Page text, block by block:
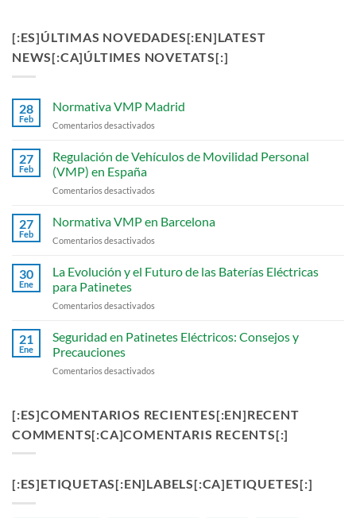
[:ES]ÚLTIMAS NOVEDADES[:EN]LATEST
NEWS[:CA]ÚLTIMES NOVETATS[:]
28
Feb
Normativa VMP Madrid
Comentarios desactivados
VMP
Madrid
27
Feb
Regulación de Vehículos de Movilidad Personal
(VMP) en España
Comentarios desactivados
de
Vehículos
de
Personal
España
27
Feb
Normativa VMP en Barcelona
Comentarios desactivados
VMP
en
30
Ene
La Evolución y el Futuro de las Baterías Eléctricas
para Patinetes
Comentarios desactivados
Evolución
y
Futuro
Baterías
para
21
Ene
Seguridad en Patinetes Eléctricos: Consejos y
Precauciones
Comentarios desactivados
Patinetes
Consejos
[:ES]COMENTARIOS RECIENTES[:EN]RECENT
COMMENTS[:CA]COMENTARIS RECENTS[:]
[:ES]ETIQUETAS[:EN]LABELS[:CA]ETIQUETES[:]